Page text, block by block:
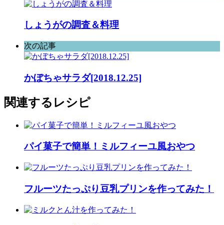
しょうがの調査＆料理
次の記事
かぼちゃサラダ[2018.12.25]
関連するレシピ
パイ菓子で簡単！ミルフィーユ風おやつ
フルーツたっぷり豆乳プリンを作ってみた！